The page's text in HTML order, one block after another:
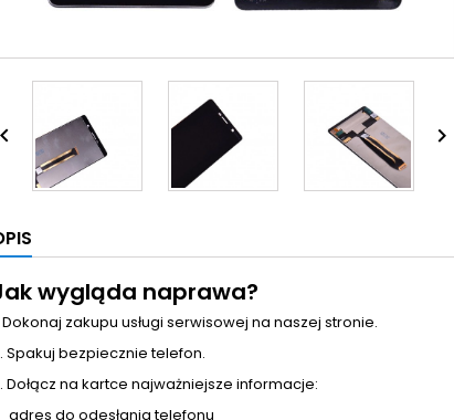
 
wygląda naprawa?
Dokonaj zakupu usługi serwisowej na naszej stronie.
Spakuj bezpiecznie telefon.
Dołącz na kartce najważniejsze informacje:
adres do odesłania telefonu